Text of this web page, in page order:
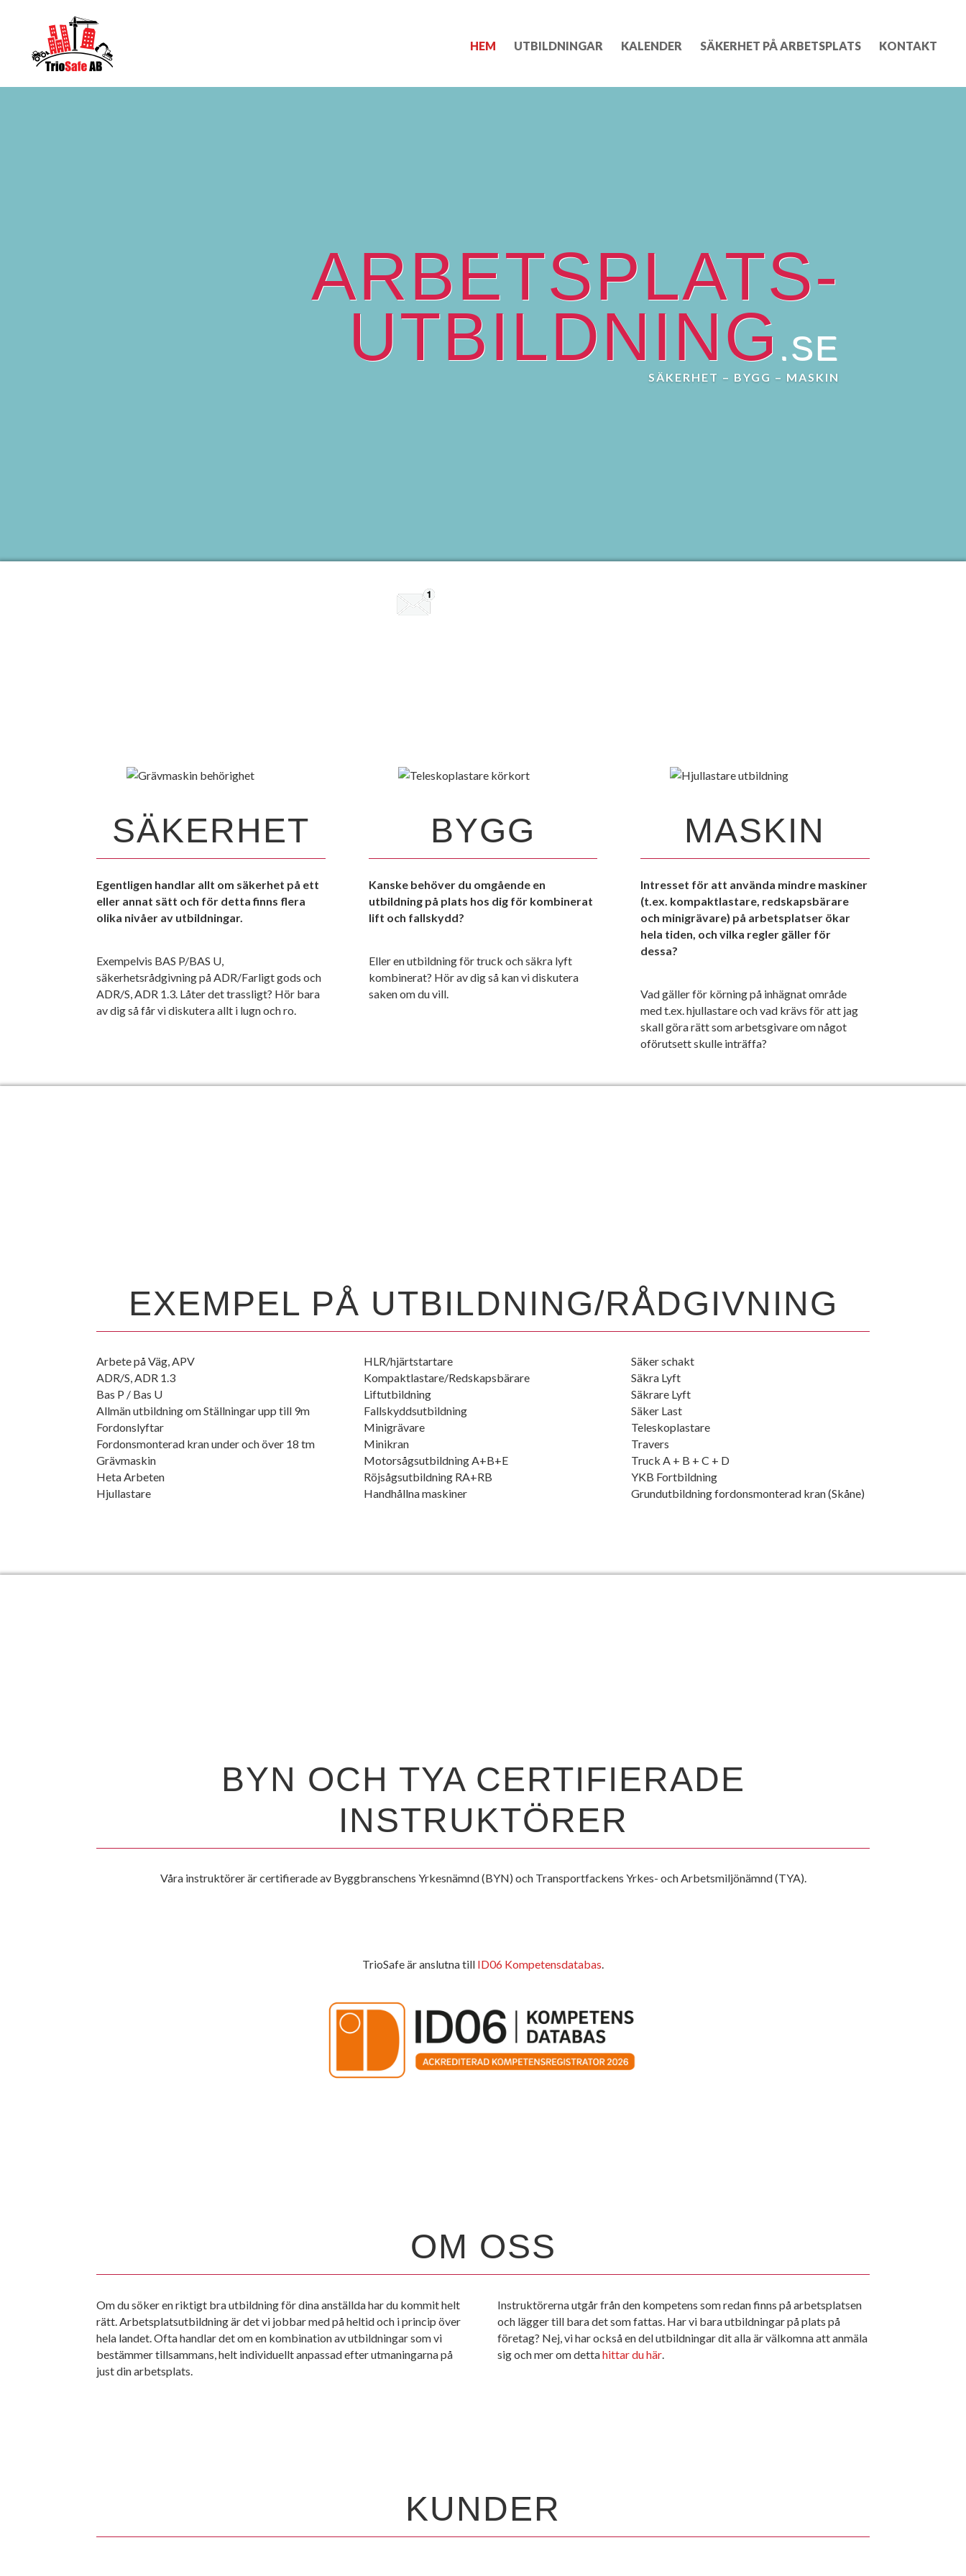
HEM UTBILDNINGAR KALENDER SÄKERHET PÅ ARBETSPLATS KONTAKT
ARBETSPLATS-
UTBILDNING .SE
SÄKERHET – BYGG – MASKIN
SÄKERHET
Egentligen handlar allt om säkerhet på ett
eller annat sätt och för detta finns flera
olika nivåer av utbildningar.
Exempelvis BAS P/BAS U,
säkerhetsrådgivning på ADR/Farligt gods och
ADR/S, ADR 1.3. Låter det trassligt? Hör bara
av dig så får vi diskutera allt i lugn och ro.
BYGG
Kanske behöver du omgående en
utbildning på plats hos dig för kombinerat
lift och fallskydd?
Eller en utbildning för truck och säkra lyft
kombinerat? Hör av dig så kan vi diskutera
saken om du vill.
MASKIN
Intresset för att använda mindre maskiner
(t.ex. kompaktlastare, redskapsbärare
och minigrävare) på arbetsplatser ökar
hela tiden, och vilka regler gäller för
dessa?
Vad gäller för körning på inhägnat område
med t.ex. hjullastare och vad krävs för att jag
skall göra rätt som arbetsgivare om något
oförutsett skulle inträffa?
EXEMPEL PÅ UTBILDNING/RÅDGIVNING
Arbete på Väg, APV
ADR/S, ADR 1.3
Bas P / Bas U
Allmän utbildning om Ställningar upp till 9m
Fordonslyftar
Fordonsmonterad kran under och över 18 tm
Grävmaskin
Heta Arbeten
Hjullastare
HLR/hjärtstartare
Kompaktlastare/Redskapsbärare
Liftutbildning
Fallskyddsutbildning
Minigrävare
Minikran
Motorsågsutbildning A+B+E
Röjsågsutbildning RA+RB
Handhållna maskiner
Säker schakt
Säkra Lyft
Säkrare Lyft
Säker Last
Teleskoplastare
Travers
Truck A + B + C + D
YKB Fortbildning
Grundutbildning fordonsmonterad kran (Skåne)
BYN OCH TYA CERTIFIERADE
INSTRUKTÖRER
Våra instruktörer är certifierade av Byggbranschens Yrkesnämnd (BYN) och Transportfackens Yrkes- och Arbetsmiljönämnd (TYA).
TrioSafe är anslutna till ID06 Kompetensdatabas.
OM OSS
Om du söker en riktigt bra utbildning för dina anställda har du kommit helt
rätt. Arbetsplats­utbildning är det vi jobbar med på heltid och i princip över
hela landet. Ofta handlar det om en kombination av utbildningar som vi
bestämmer tillsammans, helt individuellt anpassad efter utmaningarna på
just din arbetsplats.
Instruktörerna utgår från den kompetens som redan finns på arbetsplatsen
och lägger till bara det som fattas. Har vi bara utbildningar på plats på
företag? Nej, vi har också en del utbildningar dit alla är välkomna att anmäla
sig och mer om dettahittar du här.
KUNDER